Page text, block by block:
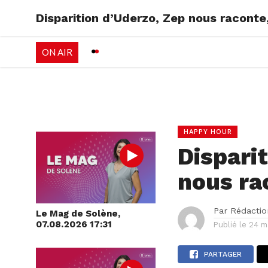
RADIO
Disparition d’Uderzo, Zep nous
ON AIR
Le Mag de Solène,
07.08.2026 17:31
HAPPY HOUR
nous
Par
Publié le 24
PARTAGER